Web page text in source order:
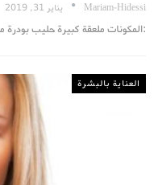
Mariam-Hidessi يناير 31, 2019
:المكونات ملعقة كبيرة حليب
العناية بالبشرة